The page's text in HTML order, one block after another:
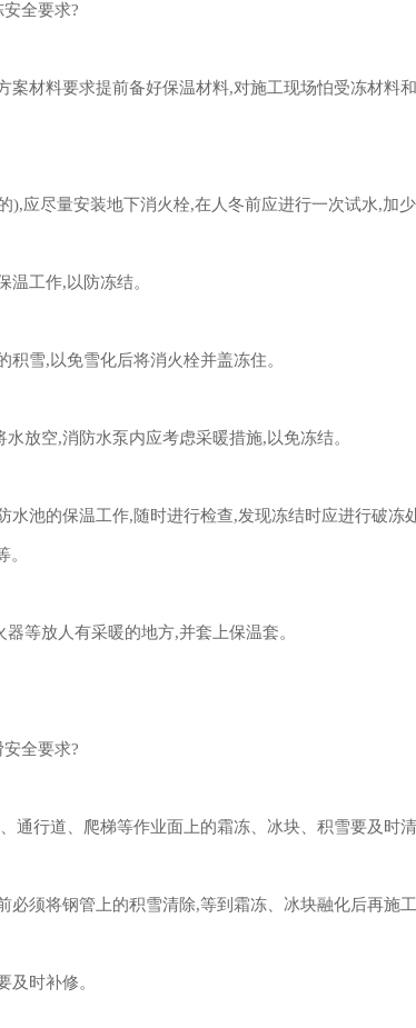
全要求?
案材料要求提前备好保温材料,对施工现场怕受冻材料
),应尽量安装地下消火栓,在人冬前应进行一次试水,加少
温工作,以防冻结。
雪,以免雪化后将消火栓并盖冻住。
放空,消防水泵内应考虑采暖措施,以免冻结。
水池的保温工作,随时进行检查,发现冻结时应进行破冻
。
等放人有采暖的地方,并套上保温套。
全要求?
通行道、爬梯等作业面上的霜冻、冰块、积雪要及时清
须将钢管上的积雪清除,等到霜冻、冰块融化后再施工
及时补修。